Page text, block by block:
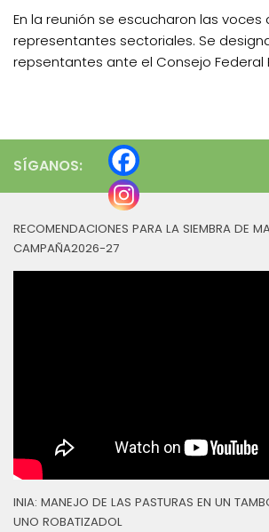
En la reunión se escucharon las voces
representantes sectoriales. Se
repsentantes ante el Consejo Federal
SÍGANOS:
RECOMENDACIONES PARA LA SIEMBRA DE
CAMPAÑA2026-27
INIA: MANEJO DE LAS PASTURAS EN UN
UNO ROBATIZADOL